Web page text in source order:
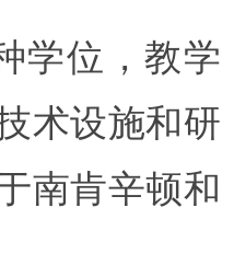
学位，教学
术设施和研
南肯辛顿和